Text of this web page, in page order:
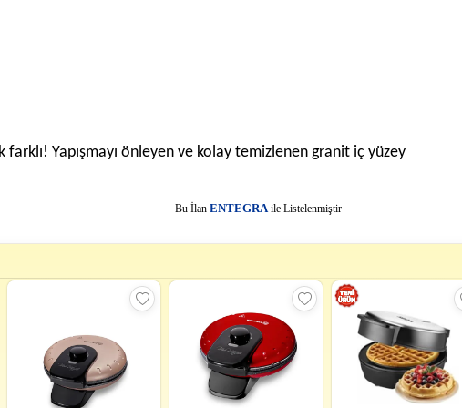
farklı! Yapışmayı önleyen ve kolay temizlenen granit iç yüzey
Bu İlan ENTEGRAile Listelenmiştir